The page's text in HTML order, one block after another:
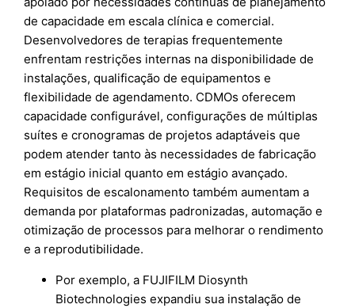
de capacidade em escala clínica e comercial.
Desenvolvedores de terapias frequentemente
enfrentam restrições internas na disponibilidade de
instalações, qualificação de equipamentos e
flexibilidade de agendamento. CDMOs oferecem
capacidade configurável, configurações de múltiplas
suítes e cronogramas de projetos adaptáveis que
podem atender tanto às necessidades de fabricação
em estágio inicial quanto em estágio avançado.
Requisitos de escalonamento também aumentam a
demanda por plataformas padronizadas, automação e
otimização de processos para melhorar o rendimento
e a reprodutibilidade.
Por exemplo, a FUJIFILM Diosynth
Biotechnologies expandiu sua instalação de